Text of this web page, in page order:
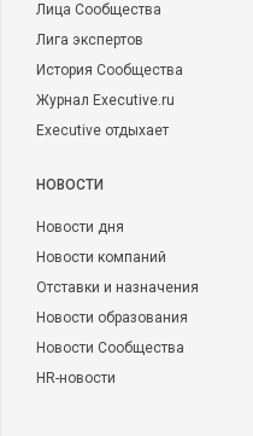
Лица Сообщества
Лига экспертов
История Сообщества
Журнал Executive.ru
Executive отдыхает
НОВОСТИ
Новости дня
Новости компаний
Отставки и назначения
Новости образования
Новости Сообщества
HR-новости